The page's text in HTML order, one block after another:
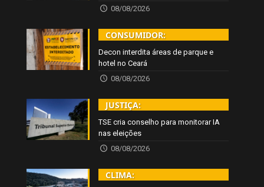
08/08/2026
CONSUMIDOR:
Decon interdita áreas de parque e
hotel no Ceará
08/08/2026
JUSTIÇA:
TSE cria conselho para monitorar IA
nas eleições
08/08/2026
CLIMA: